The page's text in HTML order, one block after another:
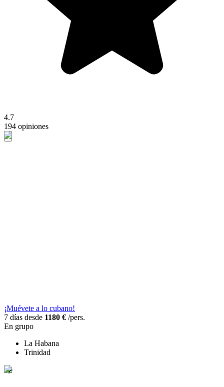
4.7
194 opiniones
¡Muévete a lo cubano!
7 días desde 1180 € /pers.
En grupo
La Habana
Trinidad